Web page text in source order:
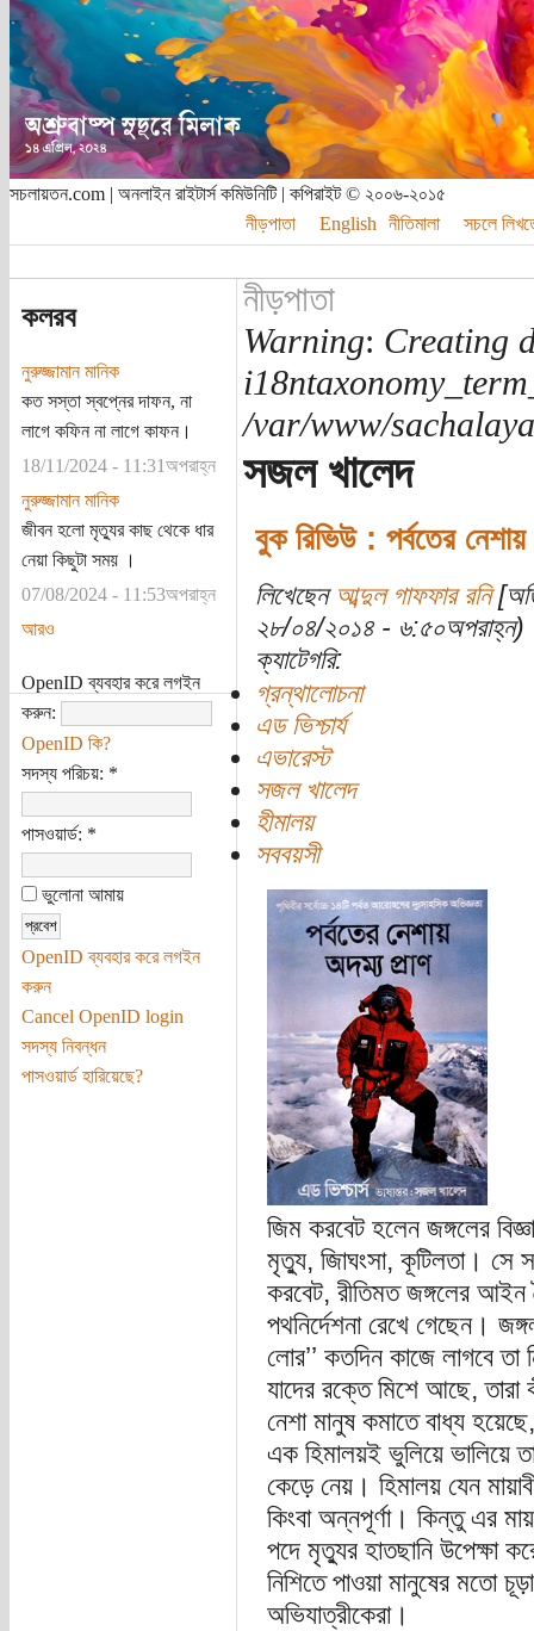
সচলায়তন.com | অনলাইন রাইটার্স কমিউনিটি | কপিরাইট © ২০০৬-২০১৫
নীড়পাতা
English নীতিমালা সচলে
কলরব
নুরুজ্জামান মানিক
কত সস্তা স্বপ্নের দাফন, না
লাগে কফিন না লাগে কাফন।
18/11/2024 - 11:31অপরাহ্ন
নুরুজ্জামান মানিক
জীবন হলো মৃত্যুর কাছ থেকে ধার
নেয়া কিছুটা সময় ।
07/08/2024 - 11:53অপরাহ্ন
আরও
OpenID ব্যবহার করে লগইন
করুন:
OpenID কি?
সদস্য পরিচয়: *
পাসওয়ার্ড: *
ভুলোনা আমায়
OpenID ব্যবহার করে লগইন
করুন
Cancel OpenID login
সদস্য নিবন্ধন
পাসওয়ার্ড হারিয়েছে?
নীড়পাতা
Warning: Creating
/var/www/
সজল খালেদ
বুক রিভিউ : পর্বতের
লিখেছেন আব্দুল গাফফার রনি
২৮/০৪/২০১৪ - ৬:৫০অপরাহ্ন)
ক্যাটেগরি:
গ্রন্থালোচনা
এড ভিশ্চার্য
এভারেস্ট
সজল খালেদ
হীমালয়
সববয়সী
জিম করবেট হলেন জঙ্গলের
মৃত্যু, জিাঘংসা, কূটিলতা। সে
করবেট, রীতিমত জঙ্গলের আইন
পথনির্দেশনা রেখে গেছেন।
লোর’’ কতদিন কাজে লাগবে তা
যাদের রক্তে মিশে আছে, তারা
নেশা মানুষ কমাতে বাধ্য
এক হিমালয়ই ভুলিয়ে ভালিয়ে
কেড়ে নেয়। হিমালয় যেন
কিংবা অন্নপূর্ণা। কিন্তু এর
পদে মৃত্যুর হাতছানি উপেক্ষা
নিশিতে পাওয়া মানুষের মতো
অভিযাত্রীকেরা।